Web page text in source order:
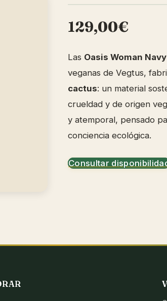
129,00€
Las Oasis Woman Navy
veganas de Vegtus,
cactus: un material
crueldad y de origen
y atemporal, pensado
conciencia ecológica.
Consultar